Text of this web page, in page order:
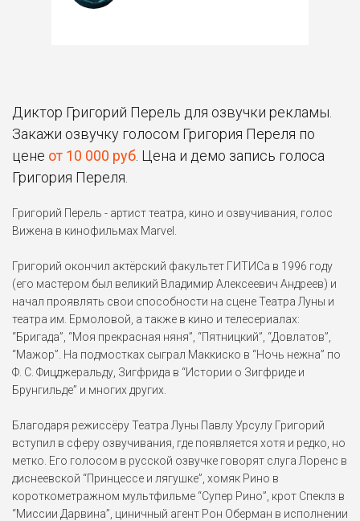
Диктор Григорий Перель для озвучки рекламы.
Закажи озвучку голосом Григория Переля по
цене от 10 000 руб . Цена и демо запись голоса
Григория Переля.
Григорий Перель - артист театра, кино и озвучивания, голос
Вижена в кинофильмах Marvel.
Григорий окончил актёрский факультет ГИТИСа в 1996 году
(его мастером был великий Владимир Алексеевич Андреев) и
начал проявлять свои способности на сцене Театра Луны и
театра им. Ермоловой, а также в кино и телесериалах:
“Бригада”, “Моя прекрасная няня”, “Пятницкий”, “Довлатов”,
“Мажор”. На подмостках сыграл Маккиско в “Ночь нежна” по
Ф. С. Фицджеральду, Зигфрида в “Истории о Зигфриде и
Брунгильде” и многих других.
Благодаря режиссёру Театра Луны Павлу Урсулу Григорий
вступил в сферу озвучивания, где появляется хотя и редко, но
метко. Его голосом в русской озвучке говорят слуга Лоренс в
диснеевской “Принцессе и лягушке”, хомяк Рино в
короткометражном мультфильме “Супер Рино”, крот Спеклз в
“Миссии Дарвина”, циничный агент Рон Оберман в исполнении